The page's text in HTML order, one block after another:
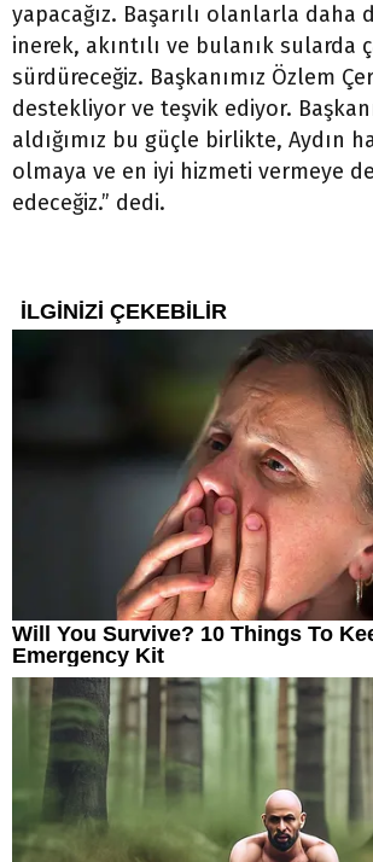
yapacağız. Başarılı olanlarla daha
inerek, akıntılı ve bulanık sularda
sürdüreceğiz. Başkanımız Özlem
destekliyor ve teşvik ediyor.
aldığımız bu güçle birlikte, Aydın
olmaya ve en iyi hizmeti vermeye
edeceğiz.” dedi.